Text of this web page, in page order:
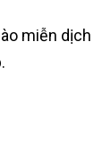
miễn dịch